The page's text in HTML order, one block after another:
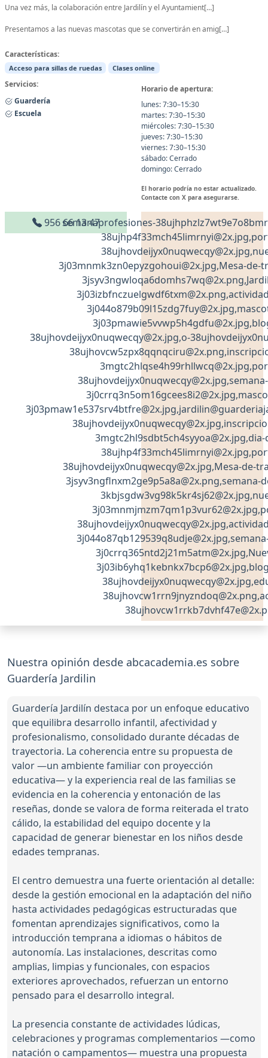
Una vez más, la colaboración entre Jardilín y el Ayuntamient[…]
Presentamos a las nuevas mascotas que se convertirán en amig[…]
Características:
Acceso para sillas de ruedas Clases online
Servicios:
Guardería
Escuela
Horario de apertura:
lunes: 7:30–15:30
martes: 7:30–15:30
miércoles: 7:30–15:30
jueves: 7:30–15:30
viernes: 7:30–15:30
sábado: Cerrado
domingo: Cerrado
El horario podría no estar actualizado.
Contacte con X para asegurarse.
956 66 13 47
semanaprofesiones-
3j03mnmk3zn0epyzgohoui@2x.jpg,Mesa-de-
38ujhovdeijyx0nuqwecqy@2x.jpg,o-
3mgtc2hl9sdbt5ch4syyoa@2x.jpg,dia-
38ujhovdeijyx0nuqwecqy@2x.jpg,Mesa-de-
3jsyv3ngflnxm2ge9p5a8a@2x.png,semana-
Nuestra opinión desde abcacademia.es sobre
Guardería Jardilin
Guardería Jardilín destaca por un enfoque educativo
que equilibra desarrollo infantil, afectividad y
profesionalismo, consolidado durante décadas de
trayectoria. La coherencia entre su propuesta de
valor —un ambiente familiar con proyección
educativa— y la experiencia real de las familias se
evidencia en la coherencia y entonación de las
reseñas, donde se valora de forma reiterada el trato
cálido, la estabilidad del equipo docente y la
capacidad de generar bienestar en los niños desde
edades tempranas.
El centro demuestra una fuerte orientación al detalle:
desde la gestión emocional en la adaptación del niño
hasta actividades pedagógicas estructuradas que
fomentan aprendizajes significativos, como la
introducción temprana a idiomas o hábitos de
autonomía. Las instalaciones, descritas como
amplias, limpias y funcionales, con espacios
exteriores aprovechados, refuerzan un entorno
pensado para el desarrollo integral.
La presencia constante de actividades lúdicas,
celebraciones y programas complementarios —como
natación o campamentos— muestra una propuesta